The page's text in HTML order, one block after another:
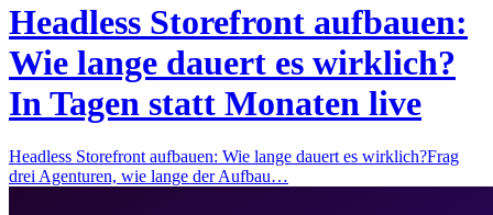
Headless Storefront aufbauen:
Wie lange dauert es wirklich?
In Tagen statt Monaten live
Headless Storefront aufbauen: Wie lange dauert es wirklich?Frag
drei Agenturen, wie lange der Aufbau…